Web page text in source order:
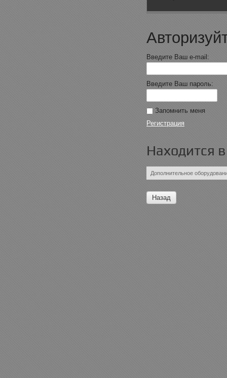
Введите Ваш e-mail:
Введите Ваш пароль:
Запомнить меня
Регистрация
Находится
Дополнительное
Назад